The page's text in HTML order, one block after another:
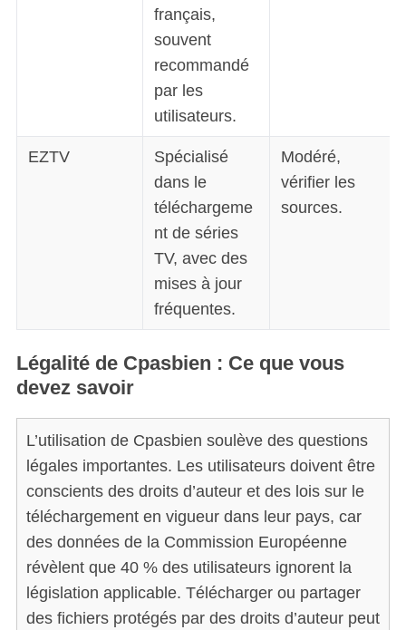
français,
souvent
recommandé
par les
utilisateurs.
EZTV
Spécialisé
dans le
téléchargeme
nt de séries
TV, avec des
mises à jour
fréquentes.
Modéré,
vérifier les
sources.
Légalité de Cpasbien : Ce que vous
devez savoir
L’utilisation de Cpasbien soulève des questions
légales importantes. Les utilisateurs doivent être
conscients des droits d’auteur et des lois sur le
téléchargement en vigueur dans leur pays, car
des données de la Commission Européenne
révèlent que 40 % des utilisateurs ignorent la
législation applicable. Télécharger ou partager
des fichiers protégés par des droits d’auteur peut